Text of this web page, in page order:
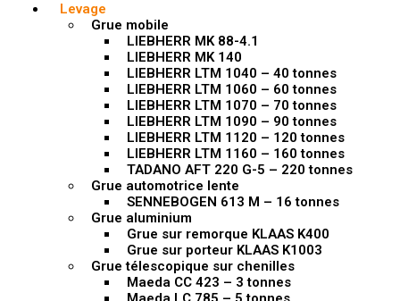
Levage
Grue mobile
LIEBHERR MK 88-4.1
LIEBHERR MK 140
LIEBHERR LTM 1040 – 40 tonnes
LIEBHERR LTM 1060 – 60 tonnes
LIEBHERR LTM 1070 – 70 tonnes
LIEBHERR LTM 1090 – 90 tonnes
LIEBHERR LTM 1120 – 120 tonnes
LIEBHERR LTM 1160 – 160 tonnes
TADANO AFT 220 G-5 – 220 tonnes
Grue automotrice lente
SENNEBOGEN 613 M – 16 tonnes
Grue aluminium
Grue sur remorque KLAAS K400
Grue sur porteur KLAAS K1003
Grue télescopique sur chenilles
Maeda CC 423 – 3 tonnes